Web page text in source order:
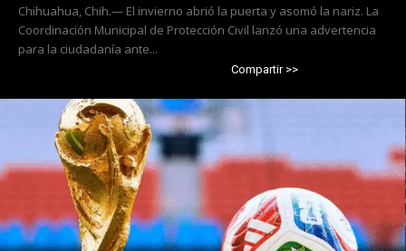
Chihuahua, Chih.— El invierno abrió la puerta y asomó la nariz. La
Coordinación Municipal de Protección Civil lanzó una advertencia
para la ciudadanía ante...
Compartir >>